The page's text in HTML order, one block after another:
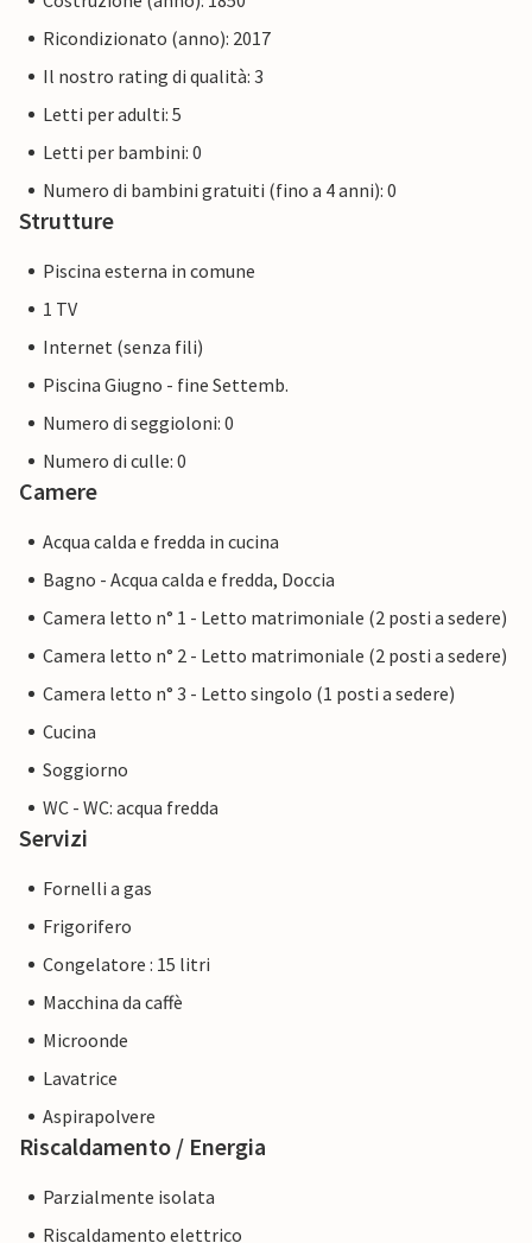
Ricondizionato (anno): 2017
Il nostro rating di qualità: 3
Letti per adulti: 5
Letti per bambini: 0
Numero di bambini gratuiti (fino a 4 anni): 0
Strutture
Piscina esterna in comune
1 TV
Internet (senza fili)
Piscina Giugno - fine Settemb.
Numero di seggioloni: 0
Numero di culle: 0
Camere
Acqua calda e fredda in cucina
Bagno - Acqua calda e fredda, Doccia
Camera letto n° 1 - Letto matrimoniale (2 posti a sedere)
Camera letto n° 2 - Letto matrimoniale (2 posti a sedere)
Camera letto n° 3 - Letto singolo (1 posti a sedere)
Cucina
Soggiorno
WC - WC: acqua fredda
Servizi
Fornelli a gas
Frigorifero
Congelatore : 15 litri
Macchina da caffè
Microonde
Lavatrice
Aspirapolvere
Riscaldamento / Energia
Parzialmente isolata
Riscaldamento elettrico